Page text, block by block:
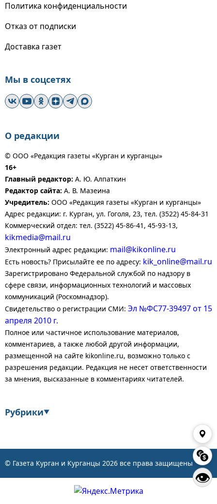
👁
Политика конфиденциальности
Отказ от подписки
Доставка газет
Мы в соцсетях
О редакции
© ООО «Редакция газеты «Курган и курганцы»
16+
Главный редактор: А. Ю. Алпаткин
Редактор сайта: А. В. Мазеина
Учредитель: ООО «Редакция газеты «Курган и курганцы»
Адрес редакции: г. Курган, ул. Гоголя, 23, тел. (3522) 45-84-31
Коммерческий отдел: тел. (3522) 45-86-41, 45-93-13,
kikmedia@mail.ru
Электронный адрес редакции: mail@kikonline.ru
Есть новость? Присылайте ее по адресу: kik_online@mail.ru
Зарегистрировано Федеральной службой по надзору в
сфере связи, информационных технологий и массовых
коммуникаций (Роскомнадзор).
Свидетельство о регистрации СМИ: Эл №ФС77-39497 от 15
апреля 2010 г.
Полное или частичное использование материалов,
комментариев, а также любой другой информации,
размещенной на сайте kikonline.ru, возможно только с
разрешения редакции. Редакция не несет ответственности
за мнения, высказанные в комментариях читателей.
Рубрики▼
События
© Газета Курган и Курганцы 2026 все права защищены